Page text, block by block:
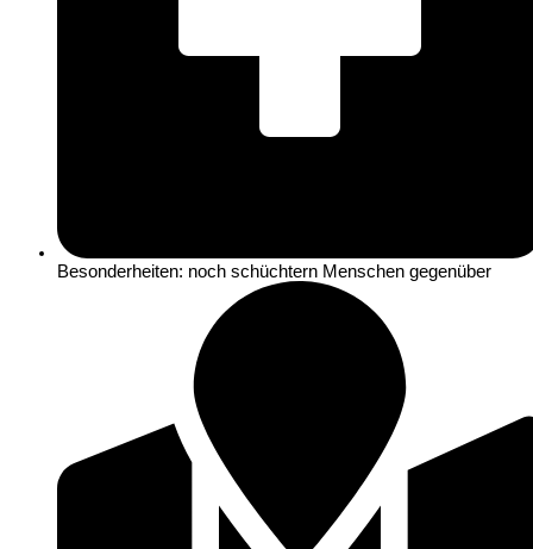
Besonderheiten: noch schüchtern Menschen gegenüber